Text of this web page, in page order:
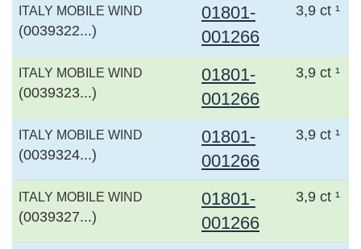
ITALY MOBILE WIND
(0039322...)
01801-
001266
3,9 ct ¹
ITALY MOBILE WIND
(0039323...)
01801-
001266
3,9 ct ¹
ITALY MOBILE WIND
(0039324...)
01801-
001266
3,9 ct ¹
ITALY MOBILE WIND
(0039327...)
01801-
001266
3,9 ct ¹